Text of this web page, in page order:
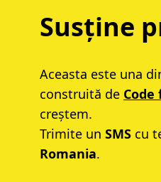
Susține
Aceasta este una
construită de Code
creștem.
Trimite un SMS cu
Romania.